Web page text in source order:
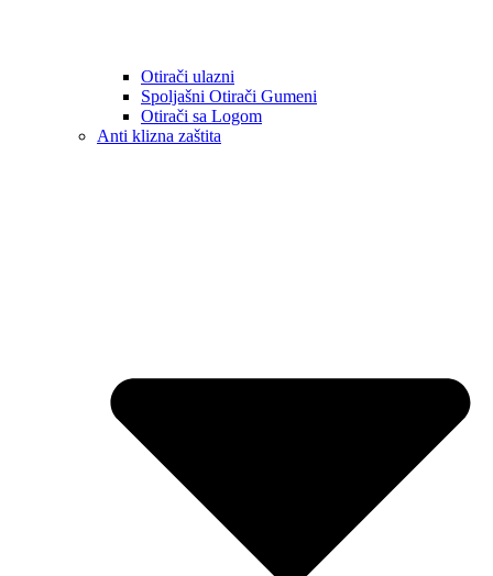
Otirači ulazni
Spoljašni Otirači Gumeni
Otirači sa Logom
Anti klizna zaštita